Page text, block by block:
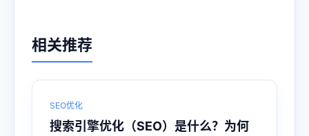
相关推荐
SEO优化
搜索引擎优化（SEO）是什么？为何